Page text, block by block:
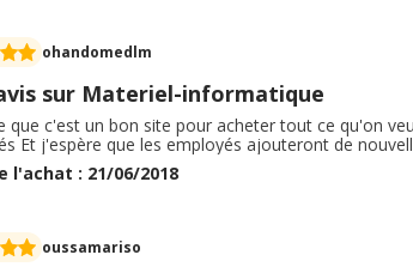
ohandomedlm
sur Materiel-informatique
que c'est un bon site pour acheter tout ce qu'on
Et j'espère que les employés ajouteront de
l'achat : 21/06/2018
oussamariso